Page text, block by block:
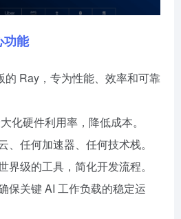
能
的 Ray，专为性能、效率和可靠
化硬件利用率，降低成本。
、任何加速器、任何技术栈。
界级的工具，简化开发流程。
保关键 AI 工作负载的稳定运